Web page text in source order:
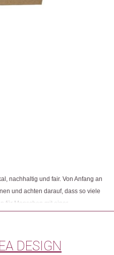
nachhaltig und fair. Von Anfang an
und achten darauf, dass so viele
für Menschen mit einer
umgesetzt und weiterentwickelt.
DESIGN